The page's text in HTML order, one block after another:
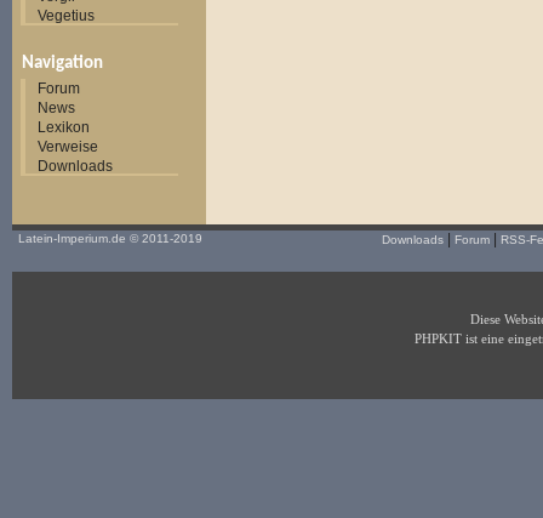
Vegetius
Navigation
Forum
News
Lexikon
Verweise
Downloads
Latein-Imperium.de © 2011-2019 Downloads Forum RSS-
Diese
PHPKIT ist eine